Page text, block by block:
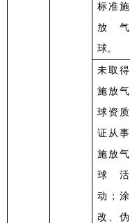
标准施
放气
球。
未取得
施放气
球资质
证从事
施放气
球活
动；涂
改、伪